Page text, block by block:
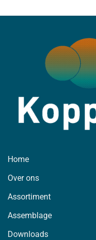
Home
Over ons
Assortiment
Assemblage
Downloads